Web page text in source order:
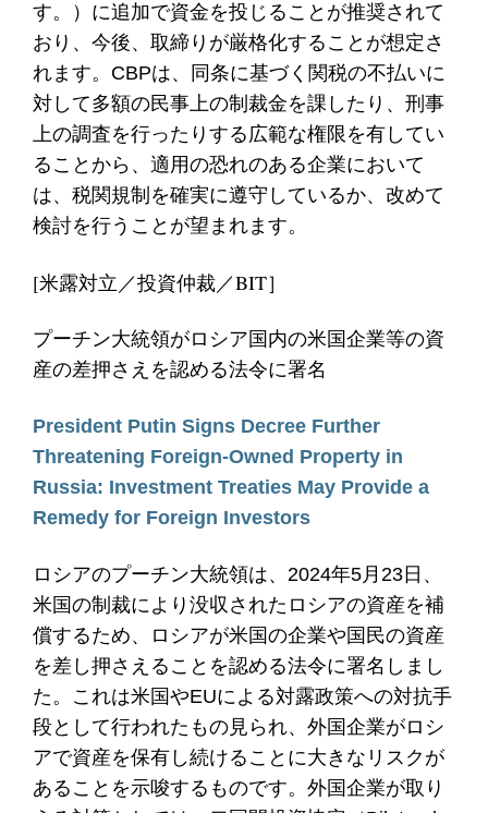
す。）に追加で資金を投じることが推奨されて
おり、今後、取締りが厳格化することが想定さ
れます。CBPは、同条に基づく関税の不払いに
対して多額の民事上の制裁金を課したり、刑事
上の調査を行ったりする広範な権限を有してい
ることから、適用の恐れのある企業において
は、税関規制を確実に遵守しているか、改めて
検討を行うことが望まれます。
[米露対立／投資仲裁／BIT］
プーチン大統領がロシア国内の米国企業等の資
産の差押さえを認める法令に署名
President Putin Signs Decree Further
Threatening Foreign-Owned Property in
Russia: Investment Treaties May Provide a
Remedy for Foreign Investors
ロシアのプーチン大統領は、2024年5月23日、
米国の制裁により没収されたロシアの資産を補
償するため、ロシアが米国の企業や国民の資産
を差し押さえることを認める法令に署名しまし
た。これは米国やEUによる対露政策への対抗手
段として行われたもの見られ、外国企業がロシ
アで資産を保有し続けることに大きなリスクが
あることを示唆するものです。外国企業が取り